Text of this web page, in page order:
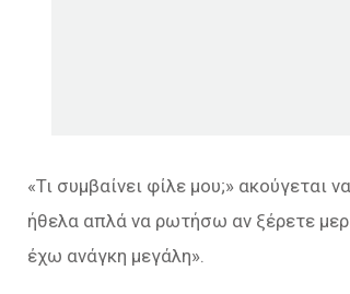
«Τι συμβαίνει φίλε μου;» ακούγεται
ήθελα απλά να ρωτήσω αν ξέρετε
έχω ανάγκη μεγάλη».